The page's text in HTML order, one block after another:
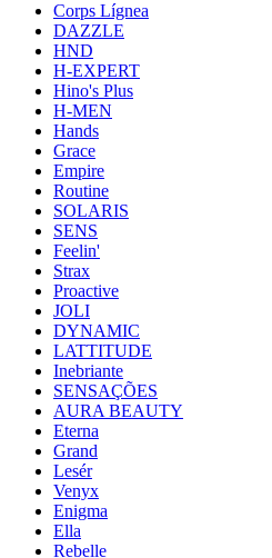
Corps Lígnea
DAZZLE
HND
H-EXPERT
Hino's Plus
H-MEN
Hands
Grace
Empire
Routine
SOLARIS
SENS
Feelin'
Strax
Proactive
JOLI
DYNAMIC
LATTITUDE
Inebriante
SENSAÇÕES
AURA BEAUTY
Eterna
Grand
Lesér
Venyx
Enigma
Ella
Rebelle